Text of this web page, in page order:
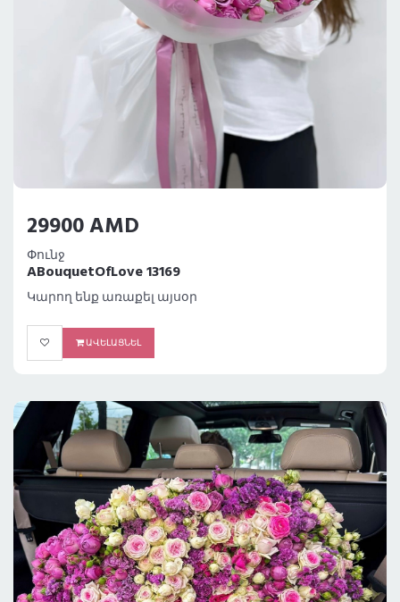
29900 AMD
Փունջ
ABouquetOfLove 13169
Կարող ենք առաքել այսօր
ԱՎԵԼԱՑՆԵԼ